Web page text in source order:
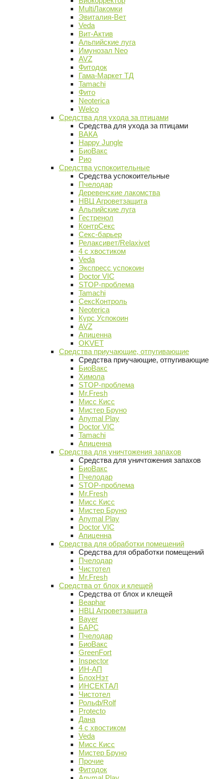
MultiЛакомки
Эвиталия-Вет
Veda
Вит-Актив
Альпийские луга
Имунозал Neo
AVZ
Фитодок
Гама-Маркет ТД
Tamachi
Фито
Neoterica
Welco
Средства для ухода за птицами
Средства для ухода за птицами
ВАКА
Happy Jungle
БиоВакс
Рио
Средства успокоительные
Средства успокоительные
Пчелодар
Деревенские лакомства
НВЦ Агроветзащита
Альпийские луга
Гестренол
КонтрСекс
Секс-барьер
Релаксивет/Relaxivet
4 с хвостиком
Veda
Экспресс успокоин
Doctor VIC
STOP-проблема
Tamachi
СексКонтроль
Neoterica
Курс Успокоин
AVZ
Апиценна
OKVET
Средства приучающие, отпугивающие
Средства приучающие, отпугивающие
БиоВакс
Химола
STOP-проблема
Mr.Fresh
Мисс Кисс
Мистер Бруно
Anymal Play
Doctor VIC
Tamachi
Апиценна
Средства для уничтожения запахов
Средства для уничтожения запахов
БиоВакс
Пчелодар
STOP-проблема
Mr.Fresh
Мисс Кисс
Мистер Бруно
Anymal Play
Doctor VIC
Апиценна
Средства для обработки помещений
Средства для обработки помещений
Пчелодар
Чистотел
Mr.Fresh
Средства от блох и клещей
Средства от блох и клещей
Beaphar
НВЦ Агроветзащита
Bayer
БАРС
Пчелодар
БиоВакс
GreenFort
Inspector
ИН-АП
БлохНэт
ИНСЕКТАЛ
Чистотел
Рольф/Rolf
Protecto
Дана
4 с хвостиком
Veda
Мисс Кисс
Мистер Бруно
Прочие
Фитодок